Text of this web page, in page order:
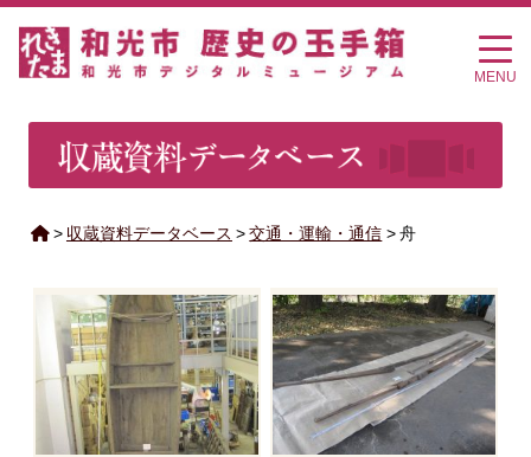
MENU
> 収蔵資料データベース > 交通・運輸・通信 > 舟